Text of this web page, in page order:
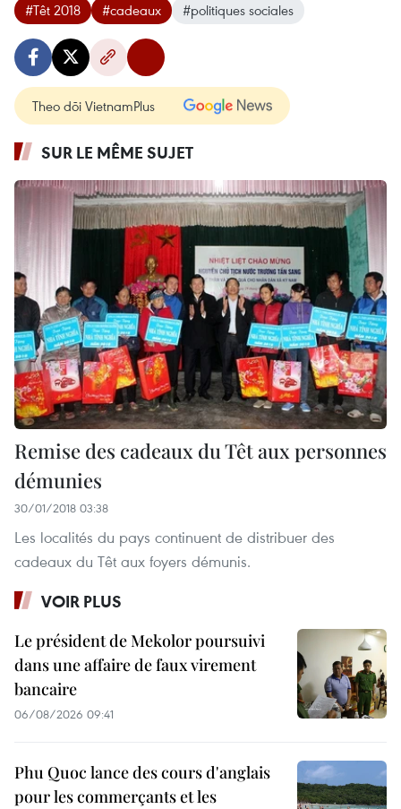
#Têt 2018 #cadeaux #politiques sociales
Theo dõi VietnamPlus
SUR LE MÊME SUJET
Remise des cadeaux du Têt aux personnes
démunies
30/01/2018 03:38
Les localités du pays continuent de distribuer des
cadeaux du Têt aux foyers démunis.
VOIR PLUS
Le président de Mekolor poursuivi
dans une affaire de faux virement
bancaire
06/08/2026 09:41
Phu Quoc lance des cours d'anglais
pour les commerçants et les